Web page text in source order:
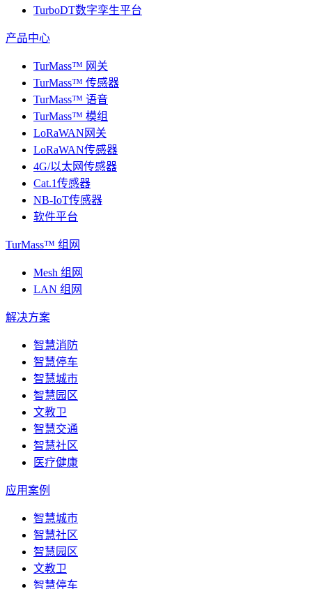
TurboDT数字孪生平台
产品中心
TurMass™ 网关
TurMass™ 传感器
TurMass™ 语音
TurMass™ 模组
LoRaWAN网关
LoRaWAN传感器
4G/以太网传感器
Cat.1传感器
NB-IoT传感器
软件平台
TurMass™ 组网
Mesh 组网
LAN 组网
解决方案
智慧消防
智慧停车
智慧城市
智慧园区
文教卫
智慧交通
智慧社区
医疗健康
应用案例
智慧城市
智慧社区
智慧园区
文教卫
智慧停车